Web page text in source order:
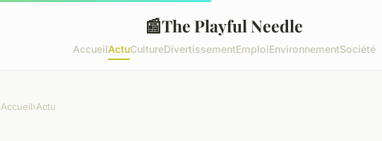
📰The Playful Needle
AccueilActuCultureDivertissementEmploiEnvironnementSociété
Accueil›Actu